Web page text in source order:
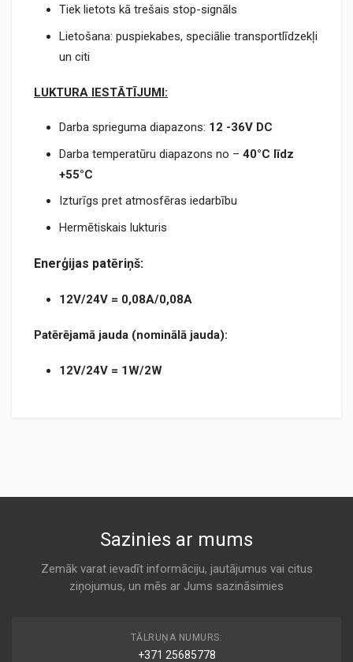
Tiek lietots kā trešais stop-signāls
Lietošana: puspiekabes, speciālie transportlīdzekļi
un citi
LUKTURA IESTĀTĪJUMI:
Darba sprieguma diapazons: 12 -36V DC
Darba temperatūru diapazons no – 40°C līdz
+55°C
Izturīgs pret atmosfēras iedarbību
Hermētiskais lukturis
Enerģijas patēriņš:
12V/24V = 0,08А/0,08A
Patērējamā jauda (nominālā jauda):
12V/24V = 1W/2W
Sazinies ar mums
Zemāk varat ievadīt informāciju, jautājumus vai citus
ziņojumus, un mēs ar Jums sazināsimies
TĀLRUŅA NUMURS:
+371 25685778